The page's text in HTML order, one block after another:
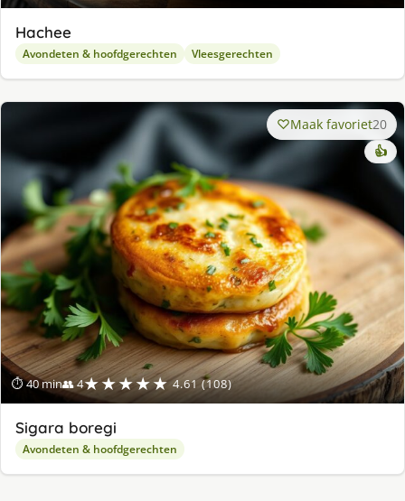
Hachee
Avondeten & hoofdgerechten Vleesgerechten
⏱ 40 min👥 4★★★★★ 4.61 (108)
Maak favoriet20
👍
Sigara boregi
Avondeten & hoofdgerechten